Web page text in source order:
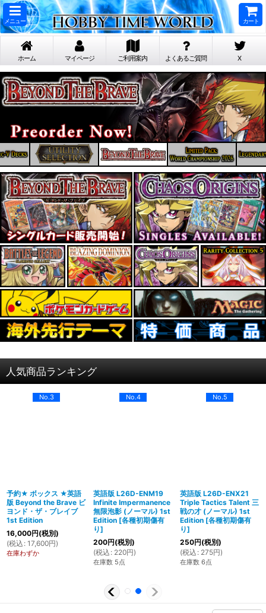
メニュー カート
ホーム マイページ ご利用案内 よくあるご質問 X
人気商品ランキング
No.3
予約★ ボックス ★英語
版 Beyond the Brave ビ
ヨンド・ザ・ブレイブ
1st Edition
16,000円(税別)
(税込 : 17,600円)
在庫わずか
No.4
英語版 L26D-ENM19
Infinite Impermanence
無限泡影 (ノーマル) 1st
Edition [各種初期傷有
り]
200円(税別)
(税込 : 220円)
在庫数 5点
No.5
英語版 L26D-ENX21
Triple Tactics Talent 三
戦の才 (ノーマル) 1st
Edition [各種初期傷有
り]
250円(税別)
(税込 : 275円)
在庫数 6点